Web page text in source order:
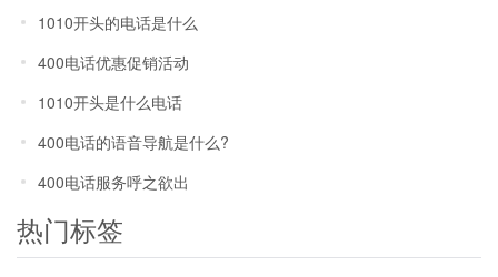
1010开头的电话是什么
400电话优惠促销活动
1010开头是什么电话
400电话的语音导航是什么?
400电话服务呼之欲出
热门标签